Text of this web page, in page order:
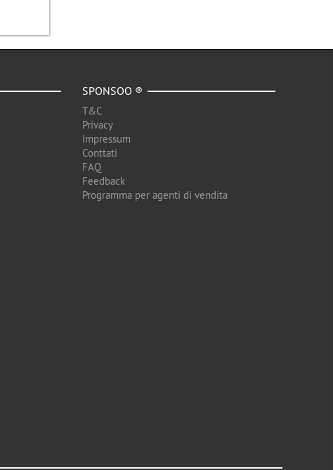
SPONSOO ®
T&C
Privacy
Impressum
Conttati
FAQ
Feedback
Programma per agenti di vendita